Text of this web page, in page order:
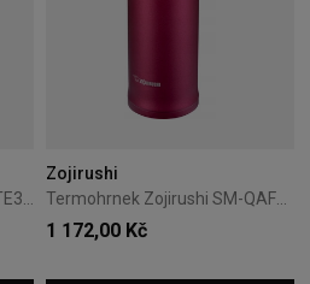
Termohrnek Zojirushi SM-JTE34-AD 0,34L modrý
Zojirushi
Termohrnek Zojirushi SM-QAF48-RK 0,48L červený
1 172,00 Kč